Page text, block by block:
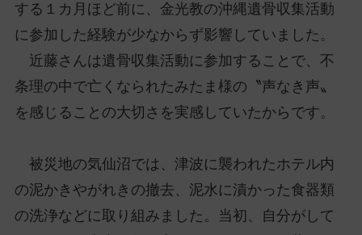
する１カ月ほど前に、金光教の沖縄遺骨収集活動
に参加した経験が少なからず影響していました。
近藤さんは遺骨収集活動に参加することで、不
条理の中で亡くなられたみたま様の〝声なき声〟
を感じることの大切さを実感していたからです。
被災地の気仙沼では、津波に襲われたホテル内
の泥かきやがれきの撤去、泥水に漬かった食器類
の洗浄などに取り組みました。当初、自分がして